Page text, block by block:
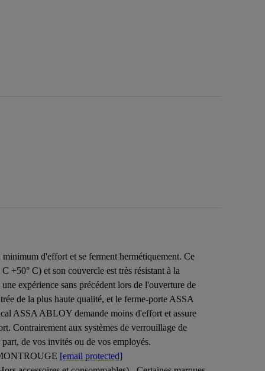
d'effort et se ferment hermétiquement. Ce
+50° C) et son couvercle est très résistant à la
expérience sans précédent lors de l'ouverture de
de la plus haute qualité, et le ferme-porte ASSA
ASSA ABLOY demande moins d'effort et assure
Contrairement aux systèmes de verrouillage de
de vos invités ou de vos employés.
[email protected]